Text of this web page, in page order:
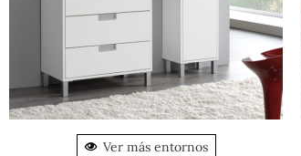
Ver más entornos